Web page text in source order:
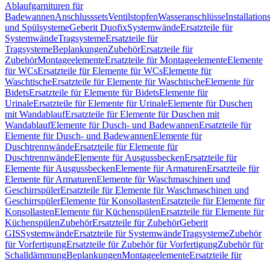
Ablaufgarnituren für
BadewannenAnschlusssetsVentilstopfenWasseranschlüsse
und SpülsystemeGeberit DuofixSystemwändeErsatzteile für
SystemwändeTragsystemeErsatzteile für
TragsystemeBeplankungenZubehörErsatzteile für
ZubehörMontageelementeErsatzteile für MontageelementeElemente
für WCsErsatzteile für Elemente für WCsElemente für
WaschtischeErsatzteile für Elemente für WaschtischeElemente für
BidetsErsatzteile für Elemente für BidetsElemente für
UrinaleErsatzteile für Elemente für UrinaleElemente für Duschen
mit WandablaufErsatzteile für Elemente für Duschen mit
WandablaufElemente für Dusch- und BadewannenErsatzteile für
Elemente für Dusch- und BadewannenElemente für
DuschtrennwändeErsatzteile für Elemente für
DuschtrennwändeElemente für AusgussbeckenErsatzteile für
Elemente für AusgussbeckenElemente für ArmaturenErsatzteile für
Elemente für ArmaturenElemente für Waschmaschinen und
GeschirrspülerErsatzteile für Elemente für Waschmaschinen und
GeschirrspülerElemente für KonsollastenErsatzteile für Elemente für
KonsollastenElemente für KüchenspülenErsatzteile für Elemente für
KüchenspülenZubehörErsatzteile für ZubehörGeberit
GISSystemwändeErsatzteile für SystemwändeTragsystemeZubehör
für VorfertigungErsatzteile für Zubehör für VorfertigungZubehör für
SchalldämmungBeplankungenMontageelementeErsatzteile für